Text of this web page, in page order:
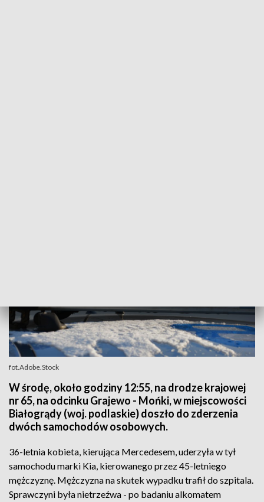
fot.Adobe.Stock
W środę, około godziny 12:55, na drodze krajowej
nr 65, na odcinku Grajewo - Mońki, w miejscowości
Białogrądy (woj. podlaskie) doszło do zderzenia
dwóch samochodów osobowych.
36-letnia kobieta, kierująca Mercedesem, uderzyła w tył
samochodu marki Kia, kierowanego przez 45-letniego
mężczyznę. Mężczyzna na skutek wypadku trafił do szpitala.
Sprawczyni była nietrzeźwa - po badaniu alkomatem